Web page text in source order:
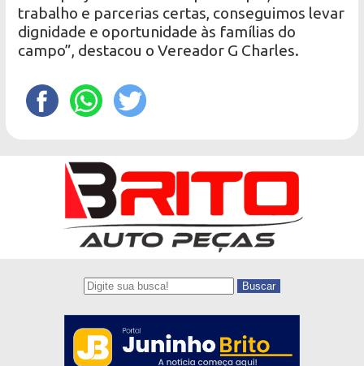
trabalho e parcerias certas, conseguimos levar
dignidade e oportunidade às famílias do
campo”, destacou o Vereador G Charles.
Buscar